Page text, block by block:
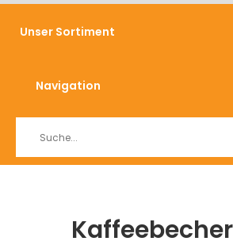
Unser Sortiment
Navigation